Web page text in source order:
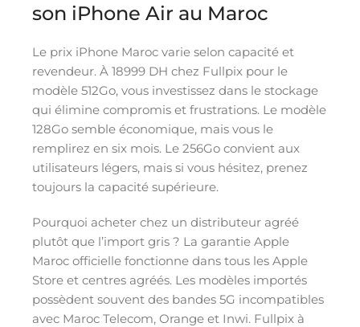
son iPhone Air au Maroc
Le prix iPhone Maroc varie selon capacité et
revendeur. À 18999 DH chez Fullpix pour le
modèle 512Go, vous investissez dans le stockage
qui élimine compromis et frustrations. Le modèle
128Go semble économique, mais vous le
remplirez en six mois. Le 256Go convient aux
utilisateurs légers, mais si vous hésitez, prenez
toujours la capacité supérieure.
Pourquoi acheter chez un distributeur agréé
plutôt que l’import gris ? La garantie Apple
Maroc officielle fonctionne dans tous les Apple
Store et centres agréés. Les modèles importés
possèdent souvent des bandes 5G incompatibles
avec Maroc Telecom, Orange et Inwi. Fullpix à